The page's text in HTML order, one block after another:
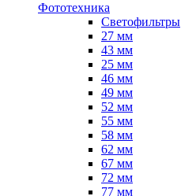
Фототехника
Светофильтры
27 мм
43 мм
25 мм
46 мм
49 мм
52 мм
55 мм
58 мм
62 мм
67 мм
72 мм
77 мм